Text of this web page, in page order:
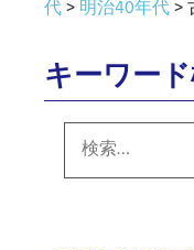
代>明治40年代>
キーワー
索: